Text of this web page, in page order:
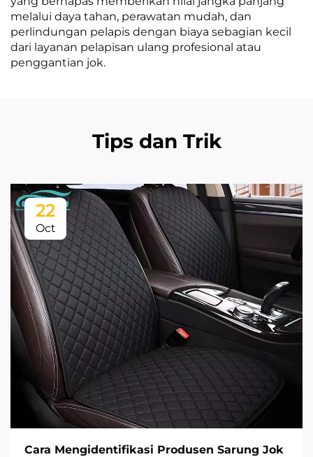
melalui daya tahan, perawatan mudah, dan
perlindungan pelapis dengan biaya sebagian kecil
dari layanan pelapisan ulang profesional atau
penggantian jok.
Tips dan Trik
22
Oct
Cara Mengidentifikasi Produsen Sarung Jok